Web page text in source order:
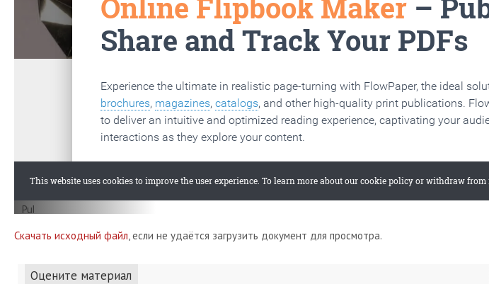
Скачать исходный файл, если не удаётся загрузить документ для просмотра.
Оцените материал